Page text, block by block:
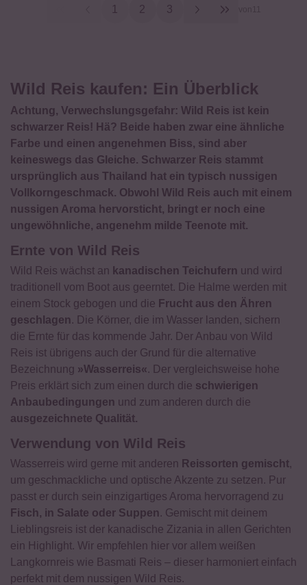
1 2 3
Wild Reis kaufen: Ein Überblick
Achtung, Verwechslungsgefahr: Wild Reis ist kein
schwarzer Reis! Hä? Beide haben zwar eine ähnliche
Farbe und einen angenehmen Biss, sind aber
keineswegs das Gleiche. Schwarzer Reis stammt
ursprünglich aus Thailand hat ein typisch nussigen
Vollkorngeschmack. Obwohl Wild Reis auch mit einem
nussigen Aroma hervorsticht, bringt er noch eine
ungewöhnliche, angenehm milde Teenote mit.
Ernte von Wild Reis
Wild Reis wächst an kanadischen Teichufern und wird
traditionell vom Boot aus geerntet. Die Halme werden mit
einem Stock gebogen und die Frucht aus den Ähren
geschlagen. Die Körner, die im Wasser landen, sichern
die Ernte für das kommende Jahr. Der Anbau von Wild
Reis ist übrigens auch der Grund für die alternative
Bezeichnung »Wasserreis«. Der vergleichsweise hohe
Preis erklärt sich zum einen durch die schwierigen
Anbaubedingungen und zum anderen durch die
ausgezeichnete Qualität.
Verwendung von Wild Reis
Wasserreis wird gerne mit anderen Reissorten gemischt,
um geschmackliche und optische Akzente zu setzen. Pur
passt er durch sein einzigartiges Aroma hervorragend zu
Fisch, in Salate oder Suppen. Gemischt mit deinem
Lieblingsreis ist der kanadische Zizania in allen Gerichten
ein Highlight. Wir empfehlen hier vor allem weißen
Langkornreis wie Basmati Reis – dieser harmoniert einfach
perfekt mit dem nussigen Wild Reis.